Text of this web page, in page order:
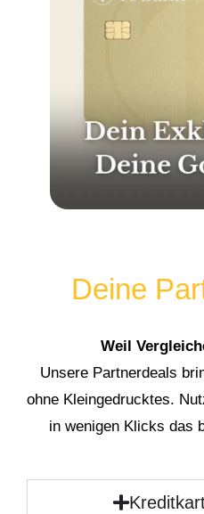
Deine
Weil
Unsere Partnerdeals
ohne Kleingedrucktes.
in wenigen Klicks das